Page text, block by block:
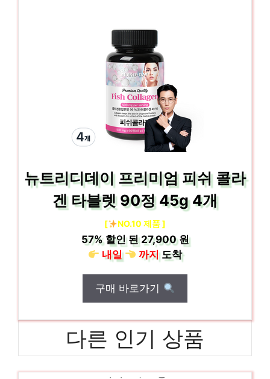
뉴트리디데이 프리미엄 피쉬 콜라
겐 타블렛 90정 45g 4개
[ NO.10 제품 ]
57%할인 된27,900 원
내일
까지도착
구매 바로가기
다른 인기 상품